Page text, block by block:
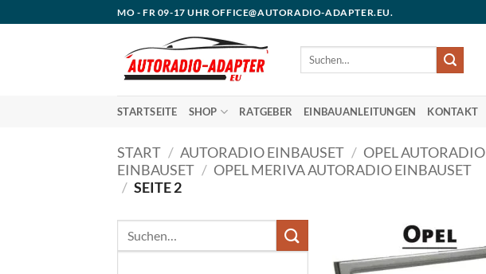
Inhalt
MO - FR 09-17 UHR OFFICE@AUTORADIO-ADAPTER.EU.
Suchen
STARTSEITE SHOP RATGEBER EINBAUANLEITUNGEN KONTAKT
START / AUTORADIO EINBAUSET / OPEL AUTORADIO
EINBAUSET / OPEL MERIVA AUTORADIO EINBAUSET
/ SEITE 2